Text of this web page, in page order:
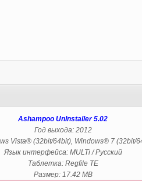
Ashampoo UnInstaller 5.02
Год выхода: 2012
Vista® (32bit/64bit), Windows® 7 (32bit/
Язык интерфейса: MULTi / Русский
Таблетка: Regfile TE
Размер: 17.42 MB